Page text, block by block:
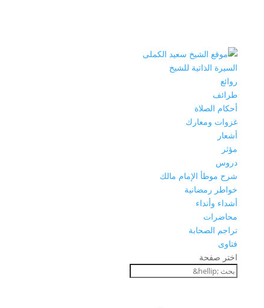
السيرة الذاتية للشيخ
روائع
طرائف
أحكام الصلاة
غزوات ومعارك
أشعار
مؤثر
دروس
شرح موطأ الإمام مالك
خواطر رمضانية
أشداء وأنداء
محاضرات
تراجم الصحابة
فتاوى
اختر صفحة